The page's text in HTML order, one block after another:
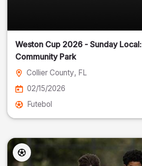
Weston Cup 2026 - Sunday Local: Golden Gate
Community Park
Collier County, FL
02/15/2026
Futebol